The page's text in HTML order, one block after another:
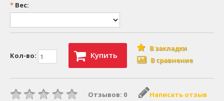
* Вес:
Кол-во: Купить
В закладки
В сравнение
Отзывов: 0 Написать отзыв